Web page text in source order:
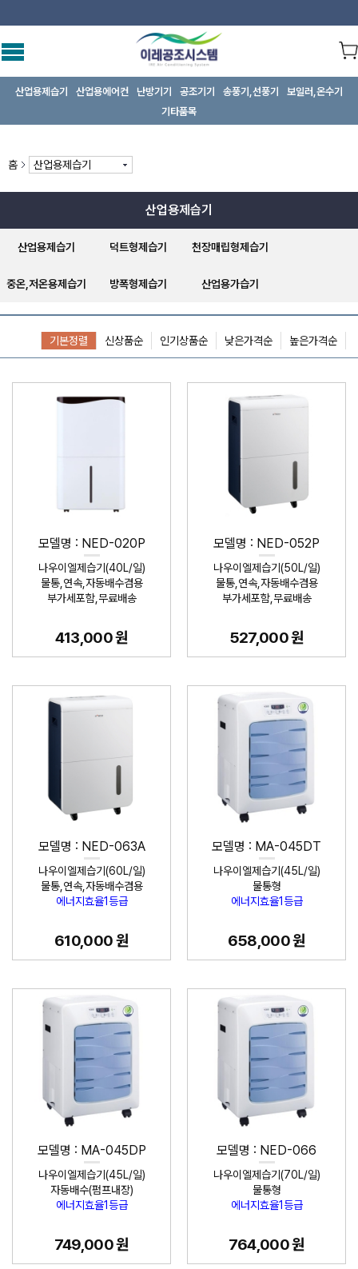
산업용제습기 산업용에어컨 난방기기 공조기기 송풍기,선풍기
보일러,온수기
기타품목
홈 산업용제습기
산업용제습기
산업용제습기 덕트형제습기 천장매립형제습기
중온,저온용제습기 방폭형제습기 산업용가습기
기본정렬 신상품순 인기상품순 낮은가격순 높은가격순
모델명 : NED-020P
나우이엘제습기(40L/일)
물통,연속,자동배수겸용
부가세포함,무료배송
413,000 원
모델명 : NED-052P
나우이엘제습기(50L/일)
물통,연속,자동배수겸용
부가세포함,무료배송
527,000 원
모델명 : NED-063A
나우이엘제습기(60L/일)
물통,연속,자동배수겸용
에너지효율1등급
610,000 원
모델명 : MA-045DT
나우이엘제습기(45L/일)
물통형
에너지효율1등급
658,000 원
모델명 : MA-045DP
나우이엘제습기(45L/일)
자동배수(펌프내장)
에너지효율1등급
749,000 원
모델명 : NED-066
나우이엘제습기(70L/일)
물통형
에너지효율1등급
764,000 원